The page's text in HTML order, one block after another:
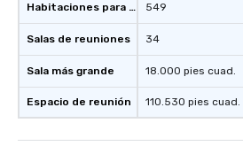
Habitaciones para huéspedes
Salas de reuniones
Sala más grande
Espacio de reunión
549
34
18.000 pies cuad.
110.530 pies cuad.